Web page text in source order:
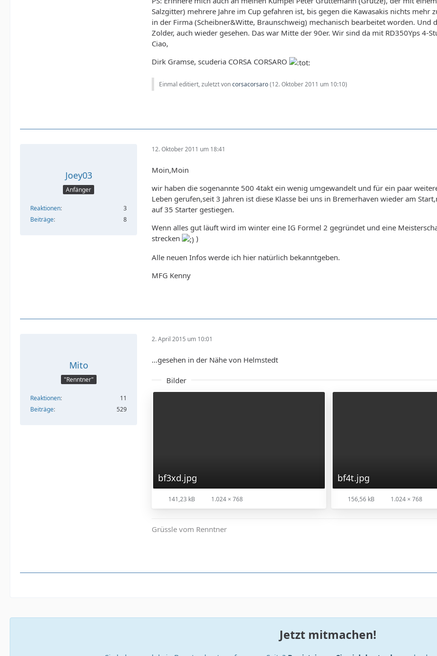
Salzgitter) mehrere Jahre im Cup gefahren ist, bis gegen die Kawasakis nichts mehr
in der Firma (Scheibner&Witte, Braunschweig) mechanisch bearbeitet worden.
Zolder, auch wieder gesehen. Das war Mitte der 90er. Wir sind da mit RD350Yps 4-
Ciao,
Dirk Gramse, scuderia CORSA CORSARO
Einmal editiert, zuletzt voncorsacorsaro(12. Oktober 2011 um 10:10)
Joey03
Anfänger
Reaktionen
3
Beiträge
8
12. Oktober 2011 um 18:41
Moin,Moin
wir haben die sogenannte 500 4takt ein wenig umgewandelt und für ein paar
Leben gerufen,seit 3 Jahren ist diese Klasse bei uns in Bremerhaven wieder am
auf 35 Starter gestiegen.
Wenn alles gut läuft wird im winter eine IG Formel 2 gegründet und eine
strecken
)
Alle neuen Infos werde ich hier natürlich bekanntgeben.
MFG Kenny
Mito
"Renntner"
Reaktionen
11
Beiträge
529
2. April 2015 um 10:01
...gesehen in der Nähe von Helmstedt
Bilder
bf3xd.jpg
141,23 kB 1.024 × 768
bf4t.jpg
156,56 kB 1.024 × 768
Grüssle vom Renntner
Jetzt mitmachen!